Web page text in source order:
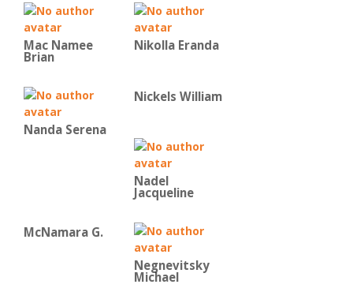
Mac Namee
Brian
Nikolla Eranda
Nanda Serena
Nickels William
Nadel
Jacqueline
McNamara G.
Negnevitsky
Michael